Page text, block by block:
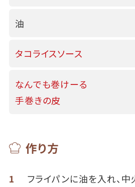
油
タコライスソース
なんでも巻けーる
手巻きの皮
作り方
1
フライパンに油を入れ、